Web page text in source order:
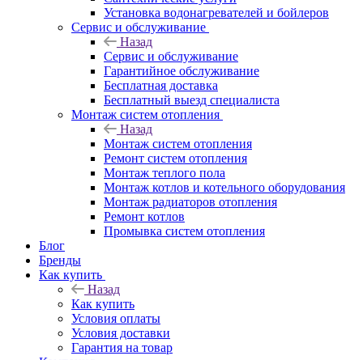
Установка водонагревателей и бойлеров
Сервис и обслуживание
Назад
Сервис и обслуживание
Гарантийное обслуживание
Бесплатная доставка
Бесплатный выезд специалиста
Монтаж систем отопления
Назад
Монтаж систем отопления
Ремонт систем отопления
Монтаж теплого пола
Монтаж котлов и котельного оборудования
Монтаж радиаторов отопления
Ремонт котлов
Промывка систем отопления
Блог
Бренды
Как купить
Назад
Как купить
Условия оплаты
Условия доставки
Гарантия на товар